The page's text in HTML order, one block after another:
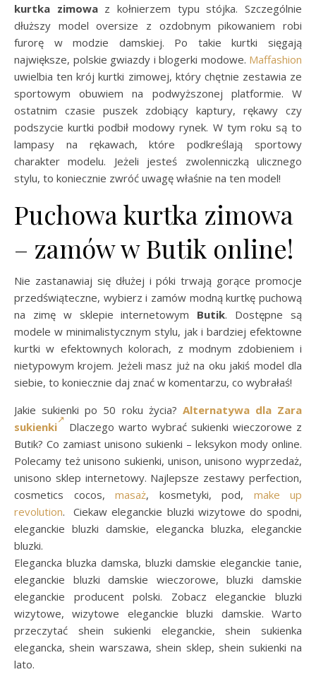
kurtka zimowaz kołnierzem typu stójka. Szczególnie
dłuższy model oversize z ozdobnym pikowaniem robi
furorę w modzie damskiej. Po takie kurtki sięgają
największe, polskie gwiazdy i blogerki modowe. Maffashion
uwielbia ten krój kurtki zimowej, który chętnie zestawia ze
sportowym obuwiem na podwyższonej platformie. W
ostatnim czasie puszek zdobiący kaptury, rękawy czy
podszycie kurtki podbił modowy rynek. W tym roku są to
lampasy na rękawach, które podkreślają sportowy
charakter modelu. Jeżeli jesteś zwolenniczką ulicznego
stylu, to koniecznie zwróć uwagę właśnie na ten model!
Puchowa kurtka zimowa
– zamów w Butik online!
Nie zastanawiaj się dłużej i póki trwają gorące promocje
przedświąteczne, wybierz i zamów modną kurtkę puchową
na zimę w sklepie internetowym Butik. Dostępne są
modele w minimalistycznym stylu, jak i bardziej efektowne
kurtki w efektownych kolorach, z modnym zdobieniem i
nietypowym krojem. Jeżeli masz już na oku jakiś model dla
siebie, to koniecznie daj znać w komentarzu, co wybrałaś!
Jakie sukienki po 50 roku życia? Alternatywa dla Zara
sukienki
Dlaczego warto wybrać sukienki wieczorowe z
Butik? Co zamiast unisono sukienki – leksykon mody online.
Polecamy też unisono sukienki, unison, unisono wyprzedaż,
unisono sklep internetowy. Najlepsze zestawy perfection,
cosmetics cocos, masaż, kosmetyki, pod, make up
revolution. Ciekaw eleganckie bluzki wizytowe do spodni,
eleganckie bluzki damskie, elegancka bluzka, eleganckie
bluzki.
Elegancka bluzka damska, bluzki damskie eleganckie tanie,
eleganckie bluzki damskie wieczorowe, bluzki damskie
eleganckie producent polski. Zobacz eleganckie bluzki
wizytowe, wizytowe eleganckie bluzki damskie. Warto
przeczytać shein sukienki eleganckie, shein sukienka
elegancka, shein warszawa, shein sklep, shein sukienki na
lato.